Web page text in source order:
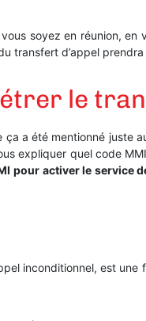
soyez en réunion, en
transfert d’appel
le
a été mentionné
expliquer quel code
pour activer le service
inconditionnel, est